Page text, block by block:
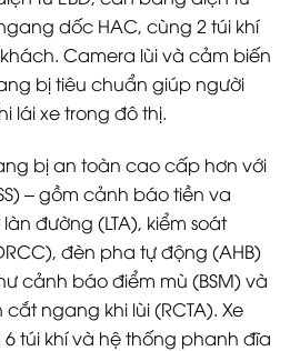
dốc HAC, cùng 2 túi khí
Camera lùi và cảm biến
bị tiêu chuẩn giúp người
lái xe trong đô thị.
bị an toàn cao cấp hơn với
– gồm cảnh báo tiền va
đường (LTA), kiểm soát
đèn pha tự động (AHB)
cảnh báo điểm mù (BSM) và
ngang khi lùi (RCTA). Xe
túi khí và hệ thống phanh đĩa